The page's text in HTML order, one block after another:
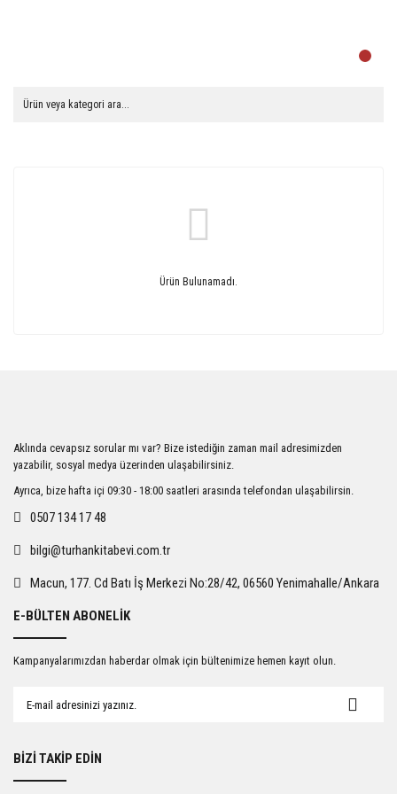
Ürün Bulunamadı.
Aklında cevapsız sorular mı var? Bize istediğin zaman mail adresimizden
yazabilir, sosyal medya üzerinden ulaşabilirsiniz.
Ayrıca, bize hafta içi 09:30 - 18:00 saatleri arasında telefondan ulaşabilirsin.
0507 134 17 48
bilgi@turhankitabevi.com.tr
Macun, 177. Cd Batı İş Merkezi No:28/42, 06560 Yenimahalle/Ankara
E-BÜLTEN ABONELİK
Kampanyalarımızdan haberdar olmak için bültenimize hemen kayıt olun.
BİZİ TAKİP EDİN